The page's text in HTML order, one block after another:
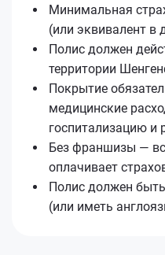
Минимальная
(или эквивалент в
Полис должен
территории
Покрытие
медицинские
госпитализацию и
Без франшизы —
оплачивает
Полис должен
(или иметь